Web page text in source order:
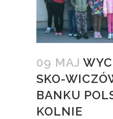
09 MAJ
SKO-
BANKU
KOLNIE